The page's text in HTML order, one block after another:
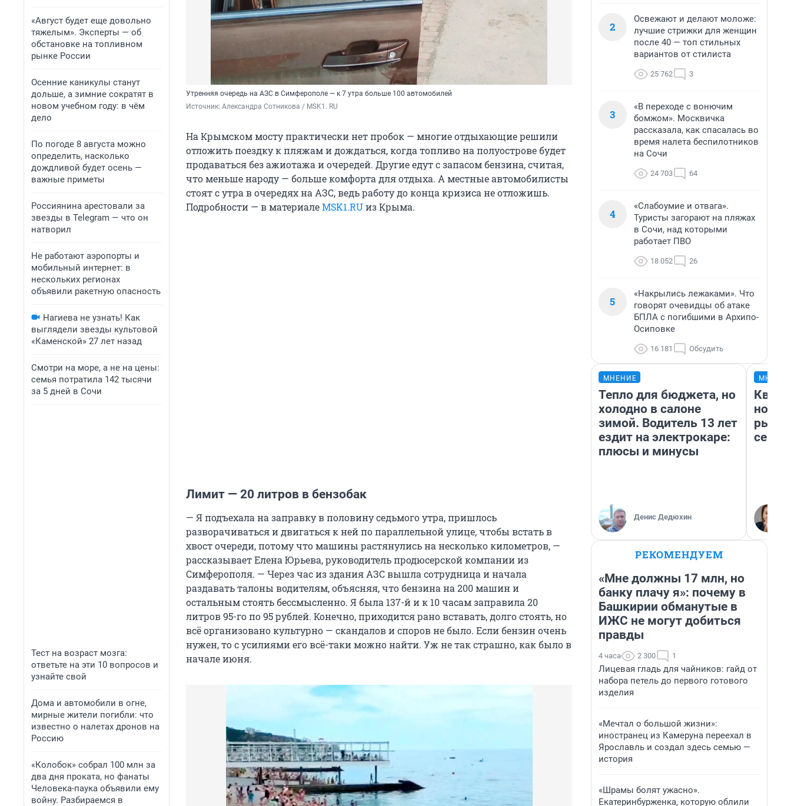
«Август будет еще довольно
тяжелым». Эксперты — об
обстановке на топливном
рынке России
Осенние каникулы станут
дольше, а зимние сократят в
новом учебном году: в чём
дело
По погоде 8 августа можно
определить, насколько
дождливой будет осень —
важные приметы
Россиянина арестовали за
звезды в Telegram — что он
натворил
Не работают аэропорты и
мобильный интернет: в
нескольких регионах
объявили ракетную опасность
Нагиева не узнать! Как
выглядели звезды культовой
«Каменской» 27 лет назад
Смотри на море, а не на цены:
семья потратила 142 тысячи
за 5 дней в Сочи
Тест на возраст мозга:
ответьте на эти 10 вопросов и
узнайте свой
Дома и автомобили в огне,
мирные жители погибли: что
известно о налетах дронов на
Россию
«Колобок» собрал 100 млн за
два дня проката, но фанаты
Человека-паука объявили ему
войну. Разбираемся в
Утренняя очередь на АЗС в Симферополе — к 7 утра больше 100 автомобилей
Источник: Александра Сотникова / MSK1. RU
На Крымском мосту практически нет пробок — многие отдыхающие решили
отложить поездку к пляжам и дождаться, когда топливо на полуострове будет
продаваться без ажиотажа и очередей. Другие едут с запасом бензина, считая,
что меньше народу — больше комфорта для отдыха. А местные автомобилисты
стоят с утра в очередях на АЗС, ведь работу до конца кризиса не отложишь.
Подробности — в материалеMSK1.RUиз Крыма.
Лимит — 20 литров в бензобак
— Я подъехала на заправку в половину седьмого утра, пришлось
разворачиваться и двигаться к ней по параллельной улице, чтобы встать в
хвост очереди, потому что машины растянулись на несколько километров, —
рассказывает Елена Юрьева, руководитель продюсерской компании из
Симферополя. — Через час из здания АЗС вышла сотрудница и начала
раздавать талоны водителям, объясняя, что бензина на 200 машин и
остальным стоять бессмысленно. Я была 137-й и к 10 часам заправила 20
литров 95-го по 95 рублей. Конечно, приходится рано вставать, долго стоять, но
всё организовано культурно — скандалов и споров не было. Если бензин очень
нужен, то с усилиями его всё-таки можно найти. Уж не так страшно, как было в
начале июня.
2
Освежают и делают моложе:
лучшие стрижки для женщин
после 40 — топ стильных
вариантов от стилиста
25 762 3
3
«В переходе с вонючим
бомжом». Москвичка
рассказала, как спасалась во
время налета беспилотников
на Сочи
24 703 64
4
«Слабоумие и отвага».
Туристы загорают на пляжах
в Сочи, над которыми
работает ПВО
18 052 26
5
«Накрылись лежаками». Что
говорят очевидцы об атаке
БПЛА с погибшими в Архипо-
Осиповке
16 181 Обсудить
МНЕНИЕ
Тепло для бюджета, но
холодно в салоне
зимой. Водитель 13 лет
ездит на электрокаре:
плюсы и минусы
Денис Дедюхин
но
РЕКОМЕНДУЕМ
«Мне должны 17 млн, но
банку плачу я»: почему в
Башкирии обманутые в
ИЖС не могут добиться
правды
4 часа 2 300 1
Лицевая гладь для чайников: гайд от
набора петель до первого готового
изделия
«Мечтал о большой жизни»:
иностранец из Камеруна переехал в
Ярославль и создал здесь семью —
история
«Шрамы болят ужасно».
Екатеринбурженка, которую облили